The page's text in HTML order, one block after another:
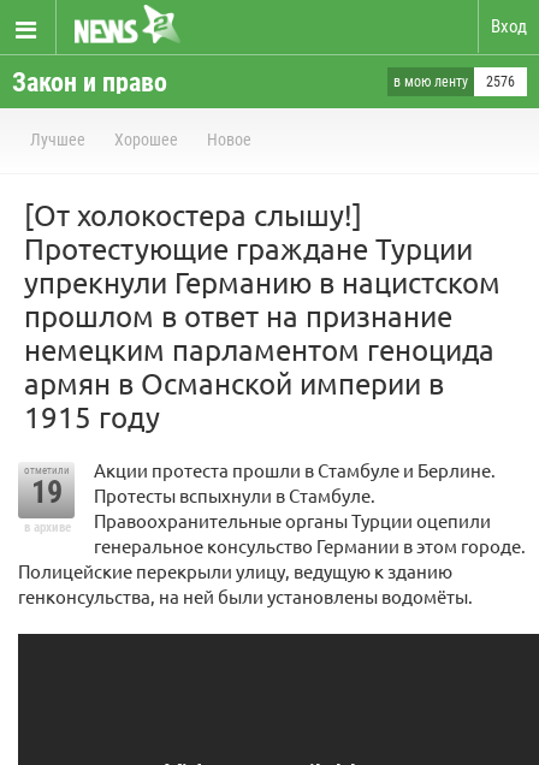
Вход
Закон и право в мою ленту 2576
Лучшее Хорошее Новое
[От холокостера слышу!]
Протестующие граждане Турции
упрекнули Германию в нацистском
прошлом в ответ на признание
немецким парламентом геноцида
армян в Османской империи в
1915 году
отметили
19
в архиве
Акции протеста прошли в Стамбуле и Берлине.
Протесты вспыхнули в Стамбуле.
Правоохранительные органы Турции оцепили
генеральное консульство Германии в этом городе.
Полицейские перекрыли улицу, ведущую к зданию
генконсульства, на ней были установлены водомёты.